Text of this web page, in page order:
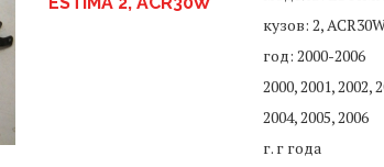
кузов: 2,
год: 2000-2006
2000, 2001, 2002,
2004, 2005, 2006
г. г года